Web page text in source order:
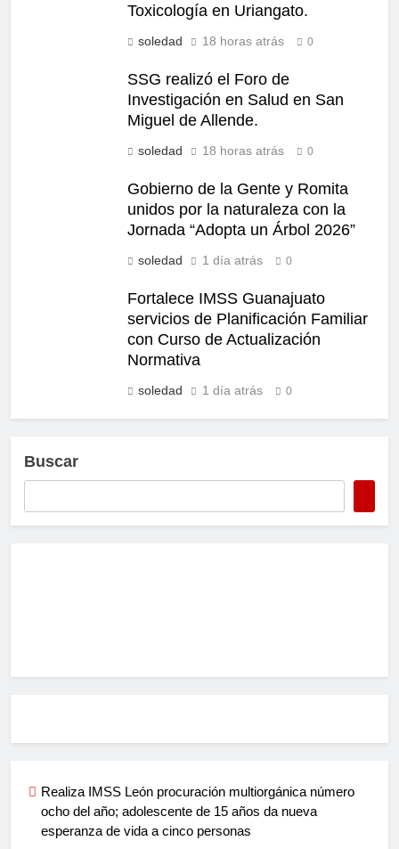
Toxicología en Uriangato.
soledad 18 horas atrás 0
SSG realizó el Foro de
Investigación en Salud en San
Miguel de Allende.
soledad 18 horas atrás 0
Gobierno de la Gente y Romita
unidos por la naturaleza con la
Jornada “Adopta un Árbol 2026”
soledad 1 día atrás 0
Fortalece IMSS Guanajuato
servicios de Planificación Familiar
con Curso de Actualización
Normativa
soledad 1 día atrás 0
Buscar
Realiza IMSS León procuración multiorgánica número
ocho del año; adolescente de 15 años da nueva
esperanza de vida a cinco personas